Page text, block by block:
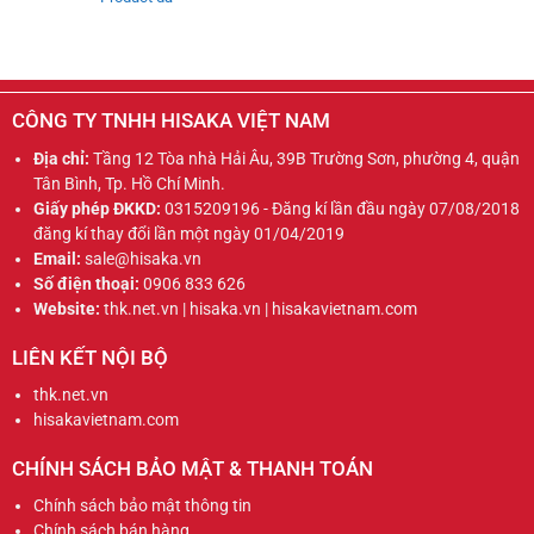
CÔNG TY TNHH HISAKA VIỆT NAM
Địa chỉ: Tầng 12 Tòa nhà Hải Âu, 39B Trường Sơn, phường 4, quận
Tân Bình, Tp. Hồ Chí Minh.
Giấy phép ĐKKD: 0315209196 - Đăng kí lần đầu ngày 07/08/2018
đăng kí thay đổi lần một ngày 01/04/2019
Email: sale@hisaka.vn
Số điện thoại: 0906 833 626
Website: thk.net.vn | hisaka.vn | hisakavietnam.com
LIÊN KẾT NỘI BỘ
thk.net.vn
hisakavietnam.com
CHÍNH SÁCH BẢO MẬT & THANH TOÁN
Chính sách bảo mật thông tin